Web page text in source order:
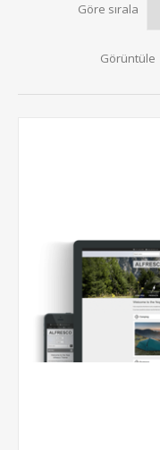
Göre sırala
Görüntüle